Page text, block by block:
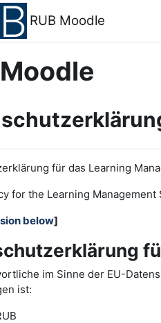
RUB Moodle
für das Learning
for the Learning Management
below]
im Sinne der EU-
ist: